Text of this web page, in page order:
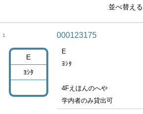
並べ替える
1
E
ﾖｼﾀ
000123175
E
ﾖｼﾀ
4Fえほんのへや
学内者のみ貸出可